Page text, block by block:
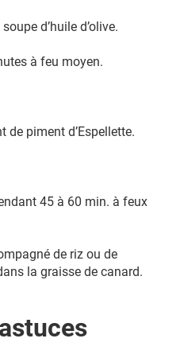
d’huile d’olive.
à feu moyen.
de piment d’Espellette.
45 à 60 min. à feux
de riz ou de
la graisse de canard.